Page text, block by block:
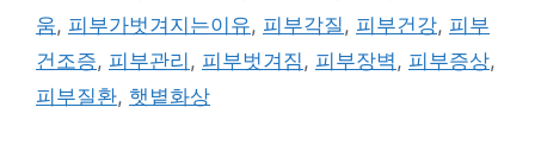
움, 피부가벗겨지는이유, 피부각질, 피부건강, 피부
건조증, 피부관리 , 피부벗겨짐, 피부장벽, 피부증상,
피부질환, 햇볕화상